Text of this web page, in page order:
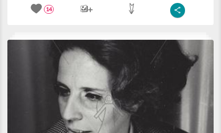
14